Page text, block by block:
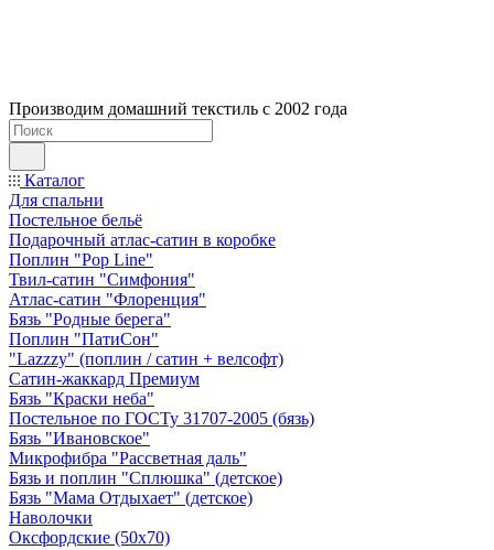
Производим домашний текстиль с 2002 года
Каталог
Для спальни
Постельное бельё
Подарочный атлас-сатин в коробке
Поплин "Pop Line"
Твил-сатин "Симфония"
Атлас-сатин "Флоренция"
Бязь "Родные берега"
Поплин "ПатиСон"
"Lazzzy" (поплин / сатин + велсофт)
Сатин-жаккард Премиум
Бязь "Краски неба"
Постельное по ГОСТу 31707-2005 (бязь)
Бязь "Ивановское"
Микрофибра "Рассветная даль"
Бязь и поплин "Сплюшка" (детское)
Бязь "Мама Отдыхает" (детское)
Наволочки
Оксфордские (50х70)